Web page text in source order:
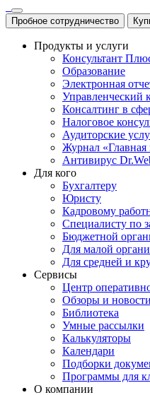
Пробное сотрудничество
Продукты и услуги
Консультант
Образование
Электронная
Управленческий
Консалтинг в
Налоговое
Аудиторские
Журнал «Главная
Антивирус
Для кого
Бухгалтеру
Юристу
Кадровому
Специалисту по
Бюджетной
Для малой
Для средней и
Сервисы
Центр
Обзоры и новости
Библиотека
Умные рассылки
Калькуляторы
Календари
Подборки
Программы для
О компании